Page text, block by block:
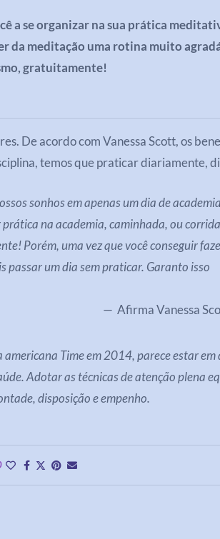
a se organizar na sua prática
da meditação uma rotina muito
gratuitamente!
De acordo com Vanessa Scott, os
temos que praticar diariamente,
sonhos em apenas um dia de
na academia, caminhada, ou
Porém, uma vez que você conseguir
um dia sem praticar. Garanto isso
Afirma Vanessa
americana Time em 2014, parece estar em
Adotar as técnicas de atenção plena
disposição e empenho.